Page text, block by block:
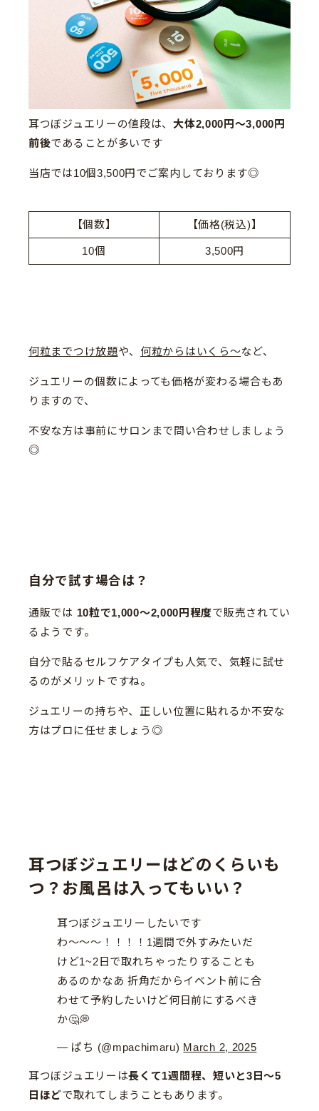
耳つぼジュエリーの値段は、大体2,000円〜3,000円
前後であることが多いです
当店では10個3,500円でご案内しております◎
【個数】 【価格(税込)】
10個 3,500円
何粒までつけ放題や、 何粒からはいくら〜など、
ジュエリーの個数によっても価格が変わる場合もあ
りますので、
不安な方は事前にサロンまで問い合わせしましょう
◎
自分で試す場合は？
通販では 10粒で1,000〜2,000円程度で販売されてい
るようです。
自分で貼るセルフケアタイプも人気で、気軽に試せ
るのがメリットですね。
ジュエリーの持ちや、正しい位置に貼れるか不安な
方はプロに任せましょう◎
耳つぼジュエリーはどのくらいも
つ？お風呂は入ってもいい？
耳つぼジュエリーしたいです
わ〜〜〜！！！！1週間で外すみたいだ
けど1~2日で取れちゃったりすることも
あるのかなあ 折角だからイベント前に合
わせて予約したいけど何日前にするべき
か🤔💭
— ぱち (@mpachimaru) March 2, 2025
耳つぼジュエリーは長くて1週間程、短いと3日〜5
日ほどで取れてしまうこともあります。